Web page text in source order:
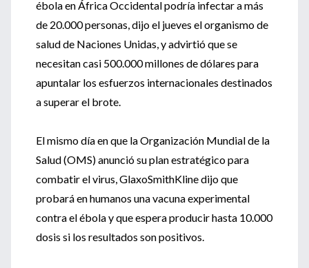
ébola en África Occidental podría infectar a más
de 20.000 personas, dijo el jueves el organismo de
salud de Naciones Unidas, y advirtió que se
necesitan casi 500.000 millones de dólares para
apuntalar los esfuerzos internacionales destinados
a superar el brote.
El mismo día en que la Organización Mundial de la
Salud (OMS) anunció su plan estratégico para
combatir el virus, GlaxoSmithKline dijo que
probará en humanos una vacuna experimental
contra el ébola y que espera producir hasta 10.000
dosis si los resultados son positivos.